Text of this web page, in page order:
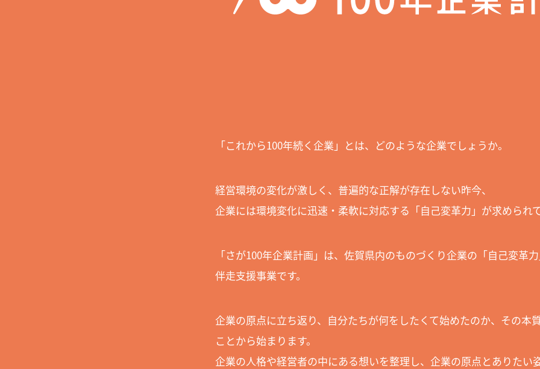
「これから100年続く企業」とは、どのような企業でしょうか。
経営環境の変化が激しく、普遍的な正解が存在しない昨今、
企業には環境変化に迅速・柔軟に対応する「⾃⼰変⾰⼒」が求められ
「さが100年企業計画」は、佐賀県内のものづくり企業の「自己変革
伴走支援事業です。
企業の原点に立ち返り、自分たちが何をしたくて始めたのか、その本
ことから始まります。
企業の⼈格や経営者の中にある想いを整理し、企業の原点とありたい